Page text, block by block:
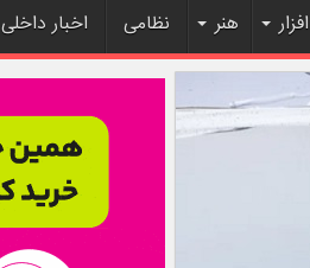
هنر نظامی اخبار داخلی